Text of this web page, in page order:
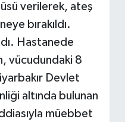
verilerek, ateş
bırakıldı.
Hastanede
vücudundaki 8
Devlet
altında bulunan
müebbet